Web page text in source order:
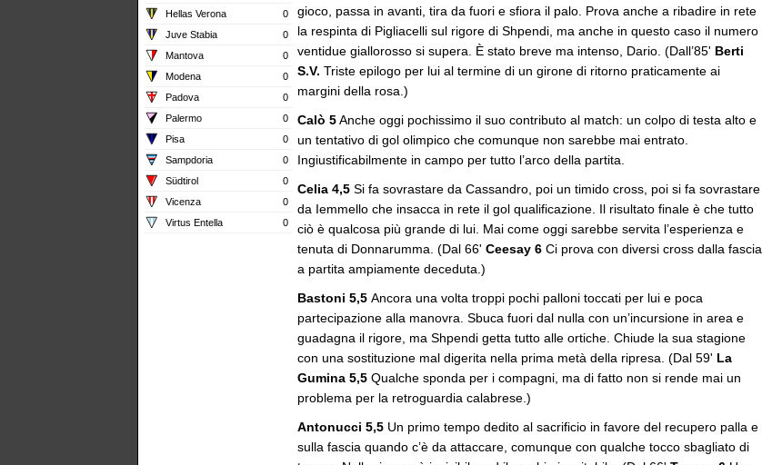
Hellas Verona
0
Juve Stabia
0
Mantova
0
Modena
0
Padova
0
Palermo
0
Pisa
0
Sampdoria
0
Südtirol
0
Vicenza
0
Virtus Entella
0
gioco, passa in avanti, tira da fuori e sfiora il palo. Prova anche a ribadire in rete
la respinta di Pigliacelli sul rigore di Shpendi, ma anche in questo caso il numero
ventidue giallorosso si supera. È stato breve ma intenso, Dario. (Dall’85' Berti
S.V. Triste epilogo per lui al termine di un girone di ritorno praticamente ai
margini della rosa.)
Calò 5Anche oggi pochissimo il suo contributo al match: un colpo di testa alto e
un tentativo di gol olimpico che comunque non sarebbe mai entrato.
Ingiustificabilmente in campo per tutto l’arco della partita.
Celia 4,5 Si fa sovrastare da Cassandro, poi un timido cross, poi si fa sovrastare
da Iemmello che insacca in rete il gol qualificazione. Il risultato finale è che tutto
ciò è qualcosa più grande di lui. Mai come oggi sarebbe servita l’esperienza e
tenuta di Donnarumma. (Dal 66' Ceesay 6 Ci prova con diversi cross dalla fascia
a partita ampiamente deceduta.)
Bastoni 5,5 Ancora una volta troppi pochi palloni toccati per lui e poca
partecipazione alla manovra. Sbuca fuori dal nulla con un’incursione in area e
guadagna il rigore, ma Shpendi getta tutto alle ortiche. Chiude la sua stagione
con una sostituzione mal digerita nella prima metà della ripresa. (Dal 59' La
Gumina 5,5 Qualche sponda per i compagni, ma di fatto non si rende mai un
problema per la retroguardia calabrese.)
Antonucci 5,5 Un primo tempo dedito al sacrificio in favore del recupero palla e
sulla fascia quando c’è da attaccare, comunque con qualche tocco sbagliato di